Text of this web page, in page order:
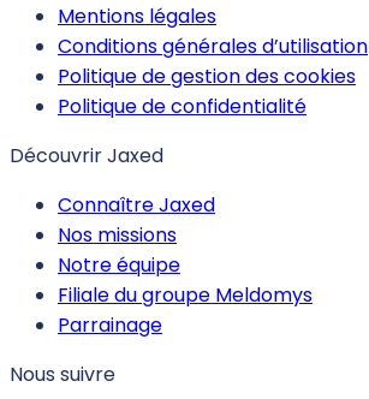
Mentions légales
Conditions générales d’utilisation
Politique de gestion des cookies
Politique de confidentialité
Découvrir Jaxed
Connaître Jaxed
Nos missions
Notre équipe
Filiale du groupe Meldomys
Parrainage
Nous suivre